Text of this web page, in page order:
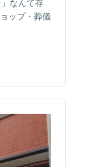
ップ・葬儀